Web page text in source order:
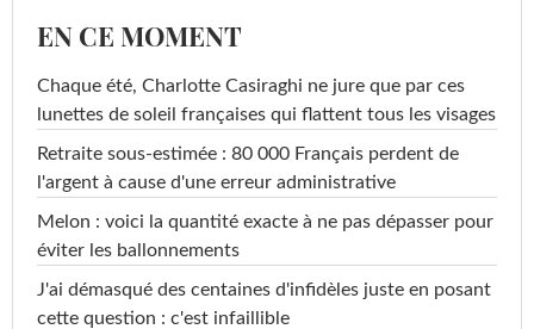
EN CE MOMENT
Chaque été, Charlotte Casiraghi ne jure que par ces
lunettes de soleil françaises qui flattent tous les visages
Retraite sous-estimée : 80 000 Français perdent de
l'argent à cause d'une erreur administrative
Melon : voici la quantité exacte à ne pas dépasser pour
éviter les ballonnements
J'ai démasqué des centaines d'infidèles juste en posant
cette question : c'est infaillible